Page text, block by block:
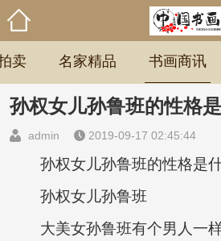
卖 名家精品 书画商讯
孙权女儿孙鲁班的性格
admin 2019-09-17 02:45:44
孙权女儿孙鲁班的性格是
孙权女儿孙鲁班
大美女孙鲁班有个男人一样